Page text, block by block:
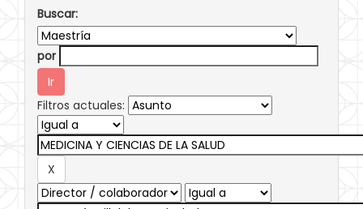
Buscar:
por
Filtros actuales: